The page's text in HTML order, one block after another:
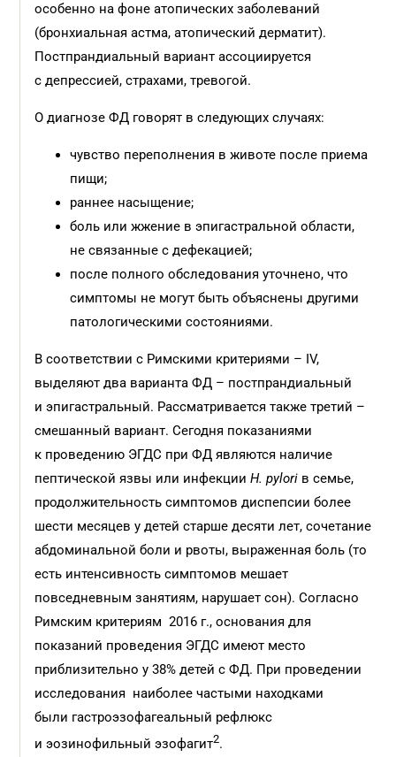
особенно на фоне атопических заболеваний
(бронхиальная астма, атопический дерматит).
Постпрандиальный вариант ассоциируется
с депрессией, страхами, тревогой.
О диагнозе ФД говорят в следующих случаях:
чувство переполнения в животе после приема
пищи;
раннее насыщение;
боль или жжение в эпигастральной области,
не связанные с дефекацией;
после полного обследования уточнено, что
симптомы не могут быть объяснены другими
патологическими состояниями.
В соответствии с Римскими критериями – IV,
выделяют два варианта ФД – постпрандиальный
и эпигастральный. Рассматривается также третий –
смешанный вариант. Сегодня показаниями
к проведению ЭГДС при ФД являются наличие
пептической язвы или инфекцииH.pylori в семье,
продолжительность симптомов диспепсии более
шести месяцев у детей старше десяти лет, сочетание
абдоминальной боли и рвоты, выраженная боль (то
есть интенсивность симптомов мешает
повседневным занятиям, нарушает сон). Согласно
Римским критериям 2016 г., основания для
показаний проведения ЭГДС имеют место
приблизительно у 38% детей с ФД. При проведении
исследования наиболее частыми находками
были гастроэзофагеальный рефлюкс
и эозинофильный эзофагит2.